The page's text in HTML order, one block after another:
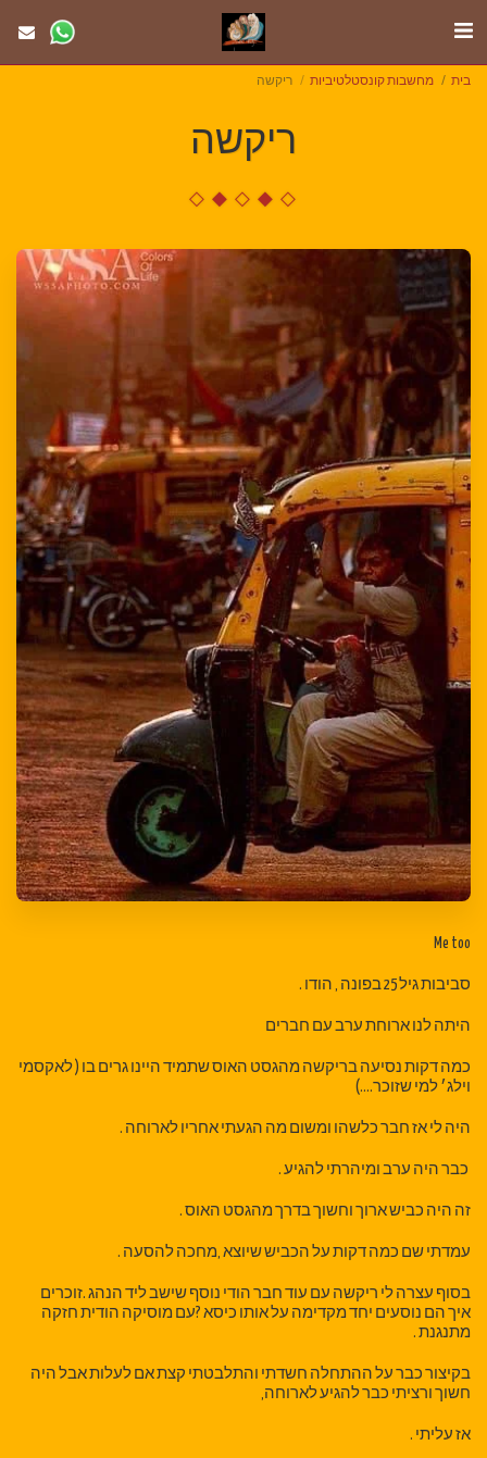
בית מחשבות קונסטלטיביות ריקשה
ריקשה
Me too
סביבות גיל 25 בפונה , הודו .
היתה לנו ארוחת ערב עם חברים
כמה דקות נסיעה בריקשה מהגסט האוס שתמיד היינו גרים בו ( לאקסמי
וילג׳ למי שזוכר....)
היה לי אז חבר כלשהו ומשום מה הגעתי אחריו לארוחה .
כבר היה ערב ומיהרתי להגיע .
זה היה כביש ארוך וחשוך בדרך מהגסט האוס .
עמדתי שם כמה דקות על הכביש שיוצא ,מחכה להסעה .
בסוף עצרה לי ריקשה עם עוד חבר הודי נוסף שישב ליד הנהג .זוכרים
איך הם נוסעים יחד מקדימה על אותו כיסא ?עם מוסיקה הודית חזקה
מתנגנת .
בקיצור כבר על ההתחלה חשדתי והתלבטתי קצת אם לעלות אבל היה
חשוך ורציתי כבר להגיע לארוחה,
אז עליתי .